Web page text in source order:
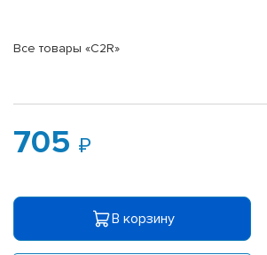
Все товары «C2R»
705
В корзину